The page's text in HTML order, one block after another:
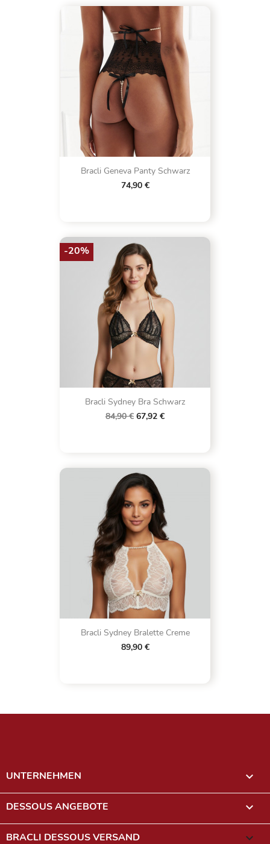
Bracli Geneva Panty Schwarz
74,90 €
Bracli Sydney Bra Schwarz
84,90 € 67,92 €
-20%
Bracli Sydney Bralette Creme
89,90 €
UNTERNEHMEN 
DESSOUS ANGEBOTE 
BRACLI DESSOUS VERSAND keyboard_arrow_down